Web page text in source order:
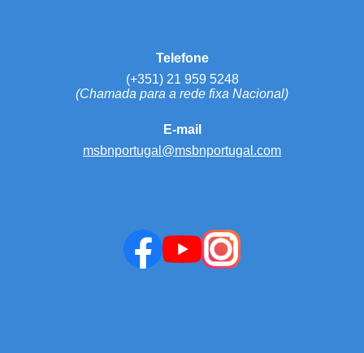
Telefone
(+351) 21 959 5248
(Chamada para a rede fixa Nacional)
E-mail
msbnportugal@msbnportugal.com